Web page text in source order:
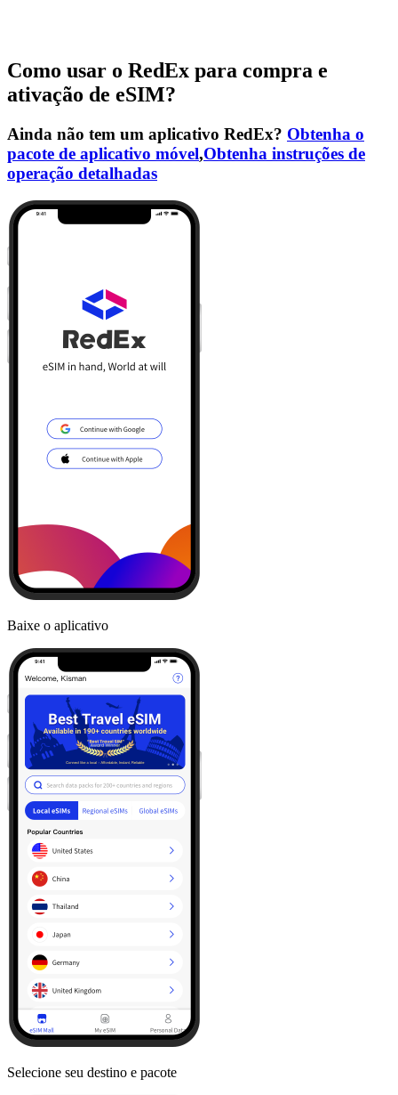
Como usar o RedEx para compra e
ativação de eSIM?
Ainda não tem um aplicativo RedEx? Obtenha o
pacote de aplicativo móvel,Obtenha instruções de
operação detalhadas
Baixe o aplicativo
Selecione seu destino e pacote